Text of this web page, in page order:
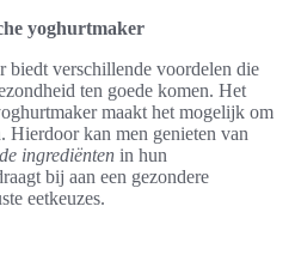
yoghurtmaker
biedt verschillende voordelen die
ten goede komen. Het
maakt het mogelijk om
Hierdoor kan men genieten van
ingrediënten in hun
bij aan een gezondere
eetkeuzes.